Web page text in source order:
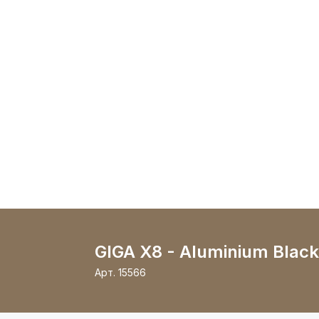
GIGA X8 - Aluminium
Арт. 15566